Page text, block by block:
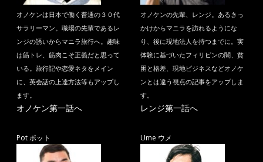
オノケンは日本で働く普通の３０代
サラリーマン。職場の先輩であるレ
ンジの誘いからマニラ旅行へ。趣味
は筋トレ、筋肉こそ正義だと思って
いる。旅行記や恋愛ネタをメイン
に、英会話の上達方法等もアップし
ます。
オノケン第一話へ
オノケンの先輩、レンジ。あるきっ
かけからマニラを訪れるようにな
り、後に現地法人を持つまでに。実
体験に基づいたフィリピンの闇、貧
困と格差、現地ビジネスなどオノケ
ンとは違う視点の記事をアップしま
す。
レンジ第一話へ
Pot ポット Ume ウメ